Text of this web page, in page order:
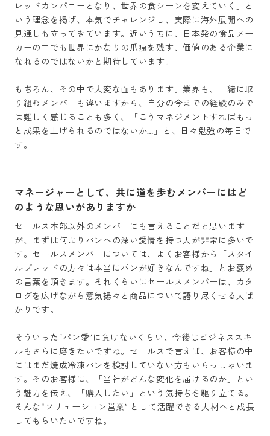
レッドカンパニーとなり、世界の食シーンを変えていく」と
いう理念を掲げ、本気でチャレンジし、実際に海外展開への
見通しも立ってきています。近いうちに、日本発の食品メー
カーの中でも世界にかなりの爪痕を残す、価値のある企業に
なれるのではないかと期待しています。
もちろん、その中で大変な面もあります。業界も、一緒に取
り組むメンバーも違いますから、自分の今までの経験のみで
は難しく感じることも多く、「こうマネジメントすればもっ
と成果を上げられるのではないか…」と、日々勉強の毎日で
す。
マネージャーとして、共に道を歩むメンバーにはど
のような思いがありますか
セールス本部以外のメンバーにも言えることだと思います
が、まずは何よりパンへの深い愛情を持つ人が非常に多いで
す。セールスメンバーについては、よくお客様から「スタイ
ルブレッドの方々は本当にパンが好きなんですね」とお褒め
の言葉を頂きます。それくらいにセールスメンバーは、カタ
ログを広げながら意気揚々と商品について語り尽くせる人ば
かりです。
そういった“パン愛”に負けないくらい、今後はビジネススキ
ルもさらに磨きたいですね。セールスで言えば、お客様の中
にはまだ焼成冷凍パンを検討していない方もいらっしゃいま
す。そのお客様に、「当社がどんな変化を届けるのか」とい
う魅力を伝え、「購入したい」という気持ちを駆り立てる。
そんな“ソリューション営業” として活躍できる人材へと成長
してもらいたいですね。